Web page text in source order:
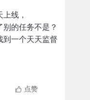
线，
别的任务不是？
到一个天天监督
点赞